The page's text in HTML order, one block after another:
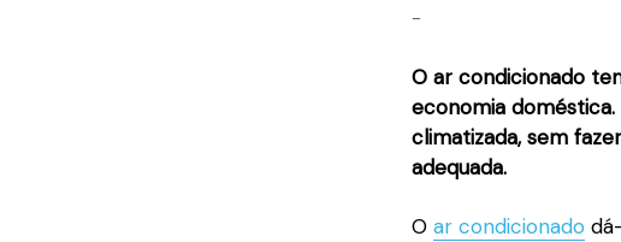
–
O ar condicionado
economia
climatizada, sem
adequada.
O ar condicionado